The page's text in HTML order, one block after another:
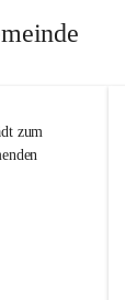
zum